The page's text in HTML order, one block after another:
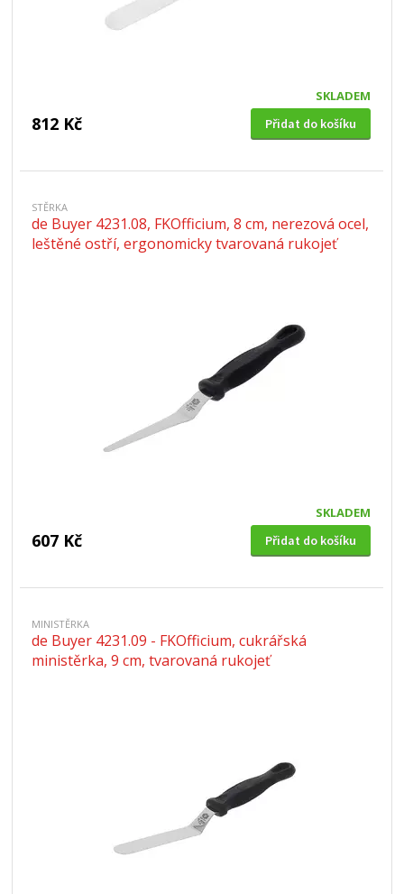
SKLADEM
812 Kč Přidat do košíku
STĚRKA
de Buyer 4231.08, FKOfficium, 8 cm, nerezová ocel,
leštěné ostří, ergonomicky tvarovaná rukojeť
SKLADEM
607 Kč Přidat do košíku
MINISTĚRKA
de Buyer 4231.09 - FKOfficium, cukrářská
ministěrka, 9 cm, tvarovaná rukojeť